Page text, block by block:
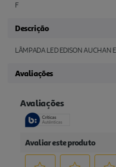
F
Descrição
LÂMPADA LED EDISON AUCHAN
Avaliações